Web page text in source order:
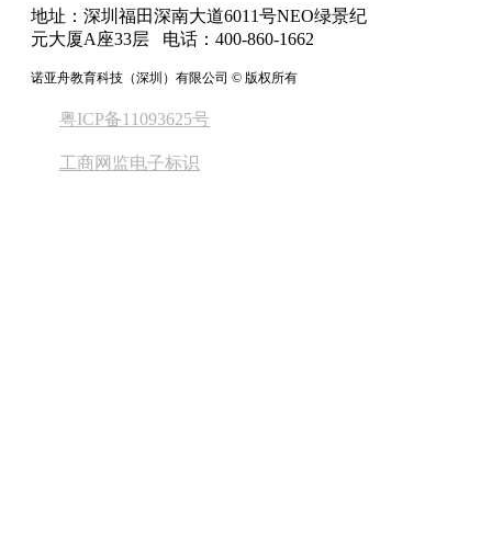
地址：深圳福田深南大道6011号NEO绿景纪
元大厦A座33层 电话：400-860-1662
诺亚舟教育科技（深圳）有限公司 © 版权所有
粤ICP备11093625号
工商网监电子标识